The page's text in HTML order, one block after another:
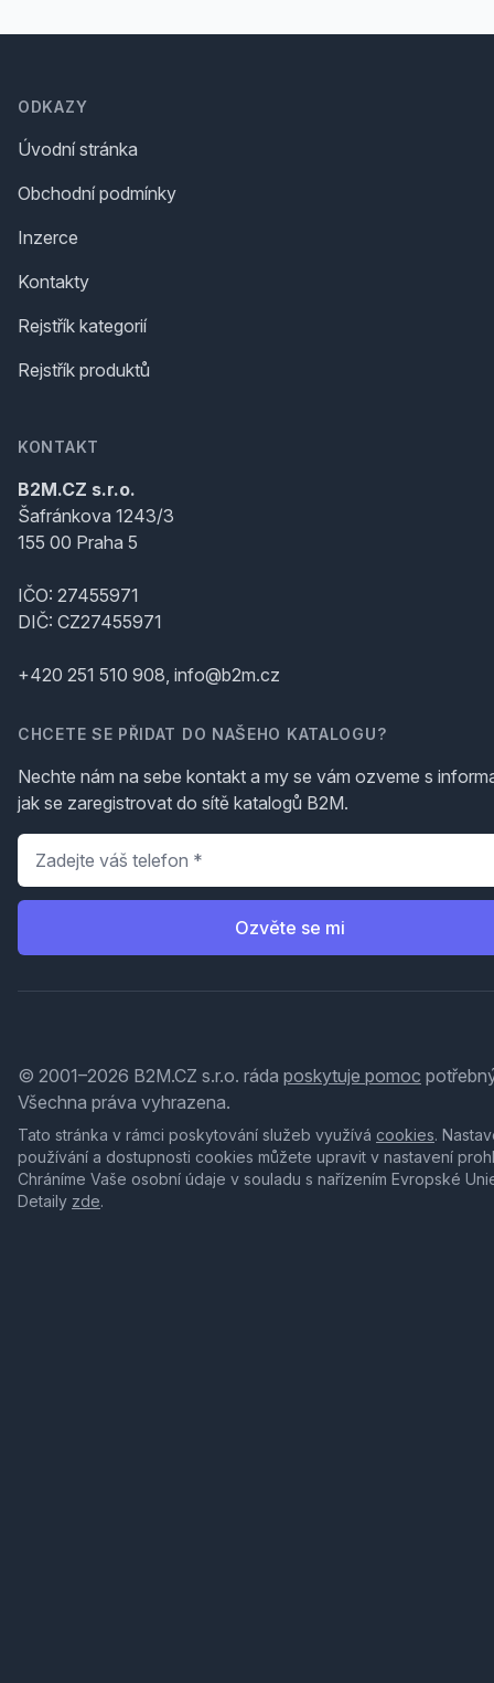
ODKAZY
Úvodní stránka
Obchodní podmínky
Inzerce
Kontakty
Rejstřík kategorií
Rejstřík produktů
KONTAKT
B2M.CZ s.r.o.
Šafránkova 1243/3
155 00 Praha 5
IČO: 27455971
DIČ: CZ27455971
+420 251 510 908, info@b2m.cz
CHCETE SE PŘIDAT DO NAŠEHO KATALOGU?
Nechte nám na sebe kontakt a my se vám ozveme s
jak se zaregistrovat do sítě katalogů B2M.
Telefon
Ozvěte se mi
© 2001–2026 B2M.CZ s.r.o. ráda poskytuje pomoc
Všechna práva vyhrazena.
Tato stránka v rámci poskytování služeb využívá cookies.
používání a dostupnosti cookies můžete upravit v nastavení
Chráníme Vaše osobní údaje v souladu s nařízením Evropské
Detaily zde.